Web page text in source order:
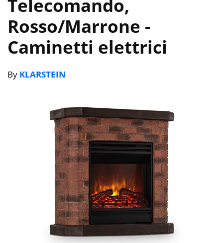
Telecomando,
Rosso/Marrone -
Caminetti elettrici
By KLARSTEIN